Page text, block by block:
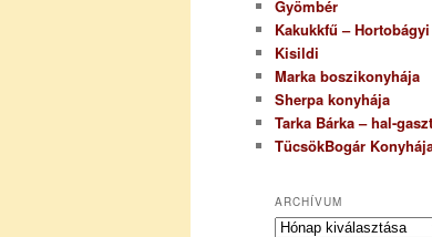
Gyömbér
Kakukkfű –
Kisildi
Marka boszikonyhája
Sherpa konyhája
Tarka Bárka – hal-
TücsökBogár
ARCHÍVUM
A